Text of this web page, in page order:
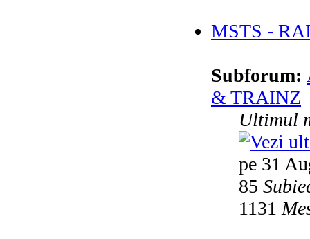
MSTS -
Subforum:
& TRAINZ
Ultimul
pe 31
85
1131